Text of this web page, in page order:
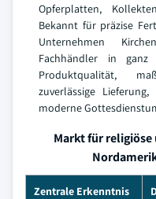
Opferplatten,
Bekannt für präzise
Unternehmen
Fachhändler in
Produktqualität,
zuverlässige
moderne
Markt für
Zentrale Erkenntnis